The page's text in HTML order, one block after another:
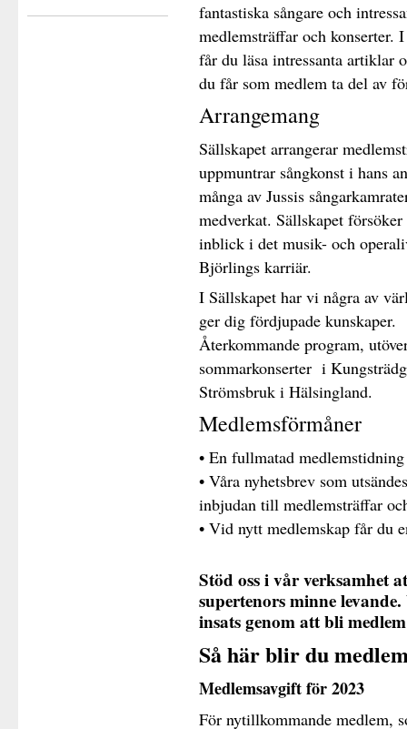
fantastiska sångare och
medlemsträffar och konserter.
får du läsa intressanta artiklar
du får som medlem ta del av
Arrangemang
Sällskapet arrangerar
uppmuntrar sångkonst i hans
många av Jussis
medverkat. Sällskapet
inblick i det musik- och
Björlings karriär.
I Sällskapet har vi några av
ger dig fördjupade kunskaper.
Återkommande program,
sommarkonserter i
Strömsbruk i Hälsingland.
Medlemsförmåner
• En fullmatad
• Våra nyhetsbrev som
inbjudan till medlemsträffar
• Vid nytt medlemskap får du
Stöd oss i vår verksamhet
supertenors minne
insats genom att bli
Så här blir du
Medlemsavgift för 2023
För nytillkommande medlem,